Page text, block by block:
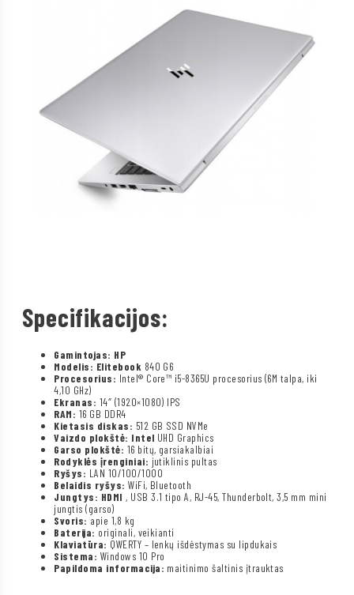
Specifikacijos:
Gamintojas: HP
Modelis: Elitebook 840 G6
Procesorius: Intel® Core™ i5-8365U procesorius (6M talpa, iki
4,10 GHz)
Ekranas: 14″ (1920×1080) IPS
RAM: 16 GB DDR4
Kietasis diskas: 512 GB SSD NVMe
Vaizdo plokštė: Intel UHD Graphics
Garso plokštė: 16 bitų, garsiakalbiai
Rodyklės įrenginiai: jutiklinis pultas
Ryšys: LAN 10/100/1000
Belaidis ryšys: WiFi, Bluetooth
Jungtys: HDMI , USB 3.1 tipo A, RJ-45, Thunderbolt, 3,5 mm mini
jungtis (garso)
Svoris: apie 1,8 kg
Baterija: originali, veikianti
Klaviatūra: QWERTY – lenkų išdėstymas su lipdukais
Sistema: Windows 10 Pro
Papildoma informacija: maitinimo šaltinis įtrauktas